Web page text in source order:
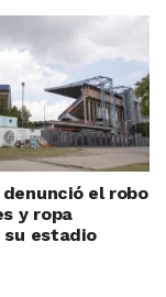
el robo
y ropa
su estadio